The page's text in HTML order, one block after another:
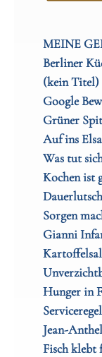
MEINE
Berliner
(kein Titel)
Google
Grüner
Auf ins
Was tut
Kochen ist
Sorgen
Gianni
Hunger in
Jean-
Fisch klebt